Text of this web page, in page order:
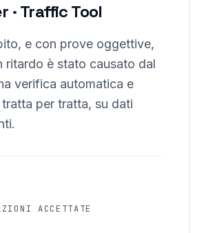
· Traffic Tool
e con prove oggettive,
ritardo è stato causato dal
verifica automatica e
per tratta, su dati
ACCETTATE